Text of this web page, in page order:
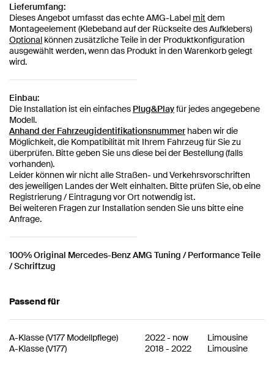
Lieferumfang:
Dieses Angebot umfasst das echte AMG-Label mit dem
Montageelement (Klebeband auf der Rückseite des Aufklebers)
Optional können zusätzliche Teile in der Produktkonfiguration
ausgewählt werden, wenn das Produkt in den Warenkorb gelegt
wird.
Einbau:
Die Installation ist ein einfaches Plug&Playfür jedes angegebene
Modell.
Anhand der Fahrzeugidentifikationsnummer haben wir die
Möglichkeit, die Kompatibilität mit Ihrem Fahrzeug für Sie zu
überprüfen. Bitte geben Sie uns diese bei der Bestellung (falls
vorhanden).
Leider können wir nicht alle Straßen- und Verkehrsvorschriften
des jeweiligen Landes der Welt einhalten. Bitte prüfen Sie, ob eine
Registrierung / Eintragung vor Ort notwendig ist.
Bei weiteren Fragen zur Installation senden Sie uns bitte eine
Anfrage.
100% Original Mercedes-Benz AMG Tuning / Performance Teile
/ Schriftzug
Passend für
A-Klasse(V177 Modellpflege) 2022- now
Limousine
A-Klasse(V177) 2018 - 2022 Limousine